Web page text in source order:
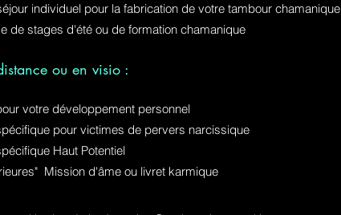
individuel pour la fabrication de votre tambour chamanique
de stages d'été ou de formation chamanique
ou en visio :
votre développement personnel
pour victimes de pervers narcissique
Haut Potentiel
Mission d'âme ou livret karmique